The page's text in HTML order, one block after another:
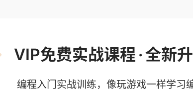
VIP免费实战课程 ·全新
编程入门实战训练，像玩游戏一样学习